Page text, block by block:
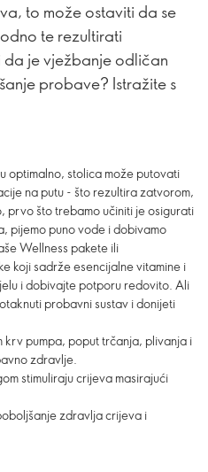
to može ostaviti da se
te rezultirati
da je vježbanje odličan
probave? Istražite s
optimalno, stolica može putovati
na putu - što rezultira zatvorom,
prvo što trebamo učiniti je osigurati
pijemo puno vode i dobivamo
Wellness pakete ili
koji sadrže esencijalne vitamine i
i dobivajte potporu redovito. Ali
probavni sustav i donijeti
pumpa, poput trčanja, plivanja i
zdravlje.
stimuliraju crijeva masirajući
zdravlja crijeva i